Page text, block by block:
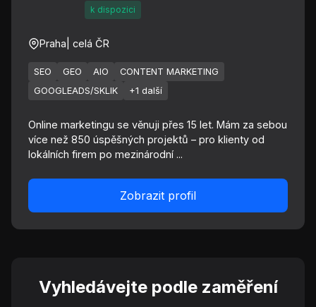
k dispozici
Praha | celá ČR
SEO GEO AIO
CONTENT MARKETING
GOOGLEADS/SKLIK
+1 další
Online marketingu se věnuji přes 15 let. Mám za sebou
více než 850 úspěšných projektů – pro klienty od
lokálních firem po mezinárodní ...
Zobrazit profil
Vyhledávejte podle zaměření